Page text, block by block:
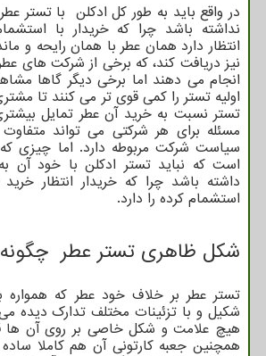
در واقع باید به طور کل ادکلن با تستر
نداشته باشد چرا که خریدار با
انتظار دارد همان عطر با همان رایحه و
نیز دریافت کند، که برخی از شرکت های
انجام می دهند اما برخی دیگر گاها
اولیه تستر را کمی قوی تر می کنند تا
تستر نسبت به خرید آن عطر تمایل
مسئله برای هر شرکتی می تواند
سیاست شرکت مربوطه دارد. اما چیزی
است که نباید تستر ادکلن با خود آن
داشته باشد چرا که خریدار انتظار
استشمام کرده را دارد.
شکل ظاهری تستر عطر
تستر عطر بر خلاف خود عطر که
شکیل و با تزئینات مختلف تدارک دیده
هیچ علامت و شکل خاصی بر روی آن ها
همچنین جعبه کارتونی آن هم کاملا